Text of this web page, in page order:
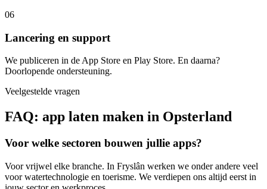
06
Lancering en support
We publiceren in de App Store en Play Store. En daarna?
Doorlopende ondersteuning.
Veelgestelde vragen
FAQ: app laten maken in Opsterland
Voor welke sectoren bouwen jullie apps?
Voor vrijwel elke branche. In Fryslân werken we onder andere veel
voor watertechnologie en toerisme. We verdiepen ons altijd eerst in